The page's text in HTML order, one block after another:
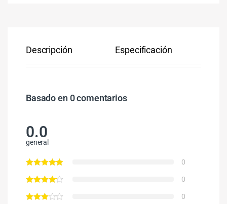
Descripción Especificación
Basado en 0 comentarios
0.0
general
0
0
0